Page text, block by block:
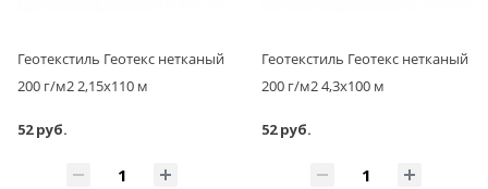
Геотекстиль Геотекс нетканый
200 г/м2 2,15х110 м
52 руб.
Геотекстиль Геотекс нетканый
200 г/м2 4,3х100 м
52 руб.